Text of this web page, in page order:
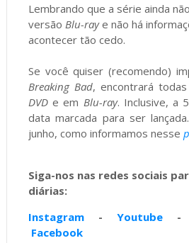
Lembrando que a série ainda
versão Blu-raye não há
acontecer tão cedo.
Se você quiser (recomendo)
Breaking Bad, encontrará
DVDe em Blu-ray. Inclusive, a
data marcada para ser
junho, como informamos nesse
Siga-nos nas redes sociais
diárias:
Instagram
- Youtube -
Facebook